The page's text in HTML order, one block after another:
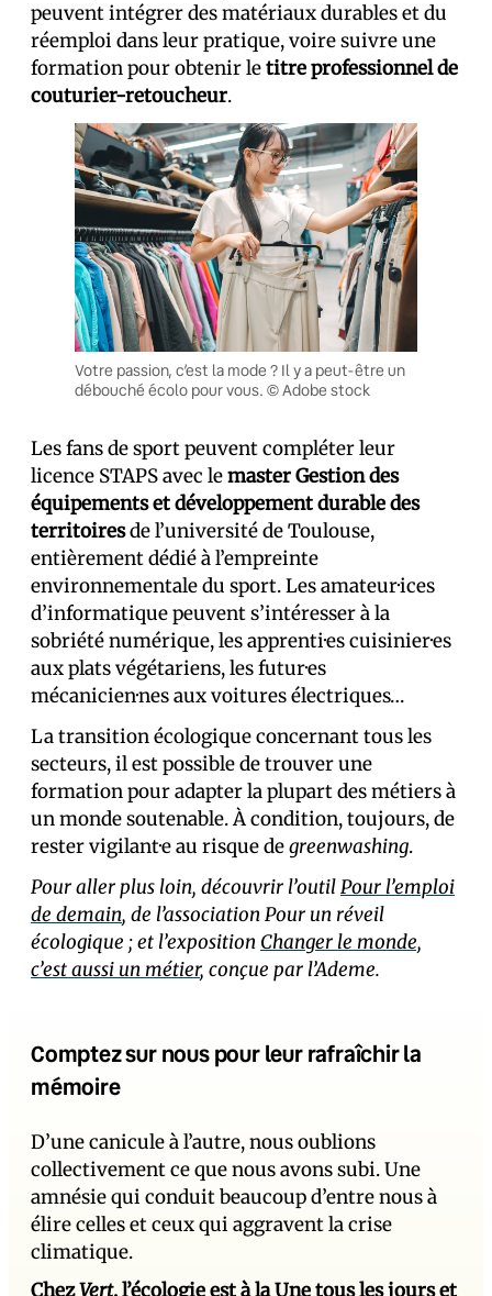
peuvent intégrer des matériaux durables et du
réemploi dans leur pratique, voire suivre une
formation pour obtenir letitre professionnel de
couturier-retoucheur.
Votre passion, c’est la mode ? Il y a peut-être un
débouché écolo pour vous. © Adobe stock
Les fans de sport peuvent compléter leur
licence STAPS avec lemaster Gestion des
équipements et développement durable des
territoiresde l’université de Toulouse,
entièrement dédié à l’empreinte
environnementale du sport. Les amateur·ices
d’informatique peuvent s’intéresser à la
sobriété numérique, les apprenti·es cuisinier·es
aux plats végétariens, les futur·es
mécanicien·nes aux voitures électriques…
La transition écologique concernant tous les
secteurs, il est possible de trouver une
formation pour adapter la plupart des métiers à
un monde soutenable. À condition, toujours, de
rester vigilant·e au risque degreenwashing.
Pour aller plus loin, découvrir l’outilPour l’emploi
de demain, de l’association Pour un réveil
écologique ; et l’exposition Changer le monde,
c’est aussi un métier, conçue par l’Ademe.
Comptez sur nous pour leur rafraîchir la
mémoire
D’une canicule à l’autre, nous oublions
collectivement ce que nous avons subi. Une
amnésie qui conduit beaucoup d’entre nous à
élire celles et ceux qui aggravent la crise
climatique.
ChezVert, l’écologie est à la Une tous les jours et